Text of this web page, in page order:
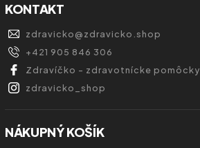
KONTAKT
zdravicko@zdravicko.shop
+421 905 846 306
Zdravíčko - zdravotnícke pomôcky
zdravicko_shop
NÁKUPNÝ KOŠÍK